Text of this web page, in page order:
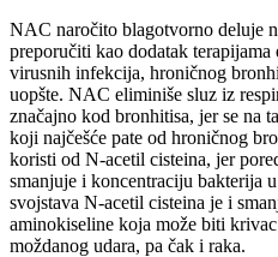
NAC naročito blagotvorno deluje
preporučiti kao dodatak terapijama
virusnih infekcija, hroničnog
uopšte. NAC eliminiše sluz iz
značajno kod bronhitisa, jer se na
koji najčešće pate od hroničnog
koristi od N-acetil cisteina, jer
smanjuje i koncentraciju bakterija
svojstava N-acetil cisteina je i
aminokiseline koja može biti
moždanog udara, pa čak i raka.